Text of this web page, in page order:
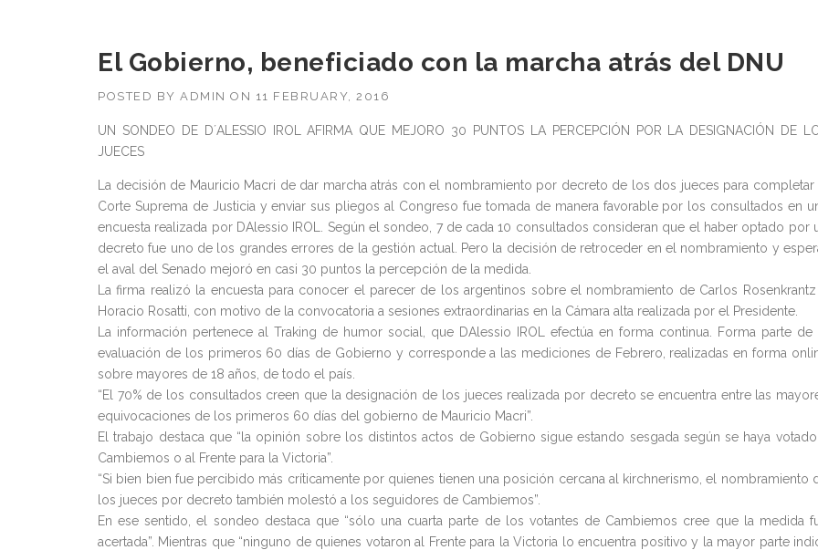
El Gobierno, beneficiado con la marcha atrás del DNU
POSTED BY ADMIN ON 11 FEBRUARY, 2016
UN SONDEO DE D´ALESSIO IROL AFIRMA QUE MEJORO 30 PUNTOS LA PERCEPCIÓN POR LA DESIGNACIÓN DE
JUECES
La decisión de Mauricio Macri de dar marcha atrás con el nombramiento por decreto de los dos jueces para completar
Corte Suprema de Justicia y enviar sus pliegos al Congreso fue tomada de manera favorable por los consultados en
encuesta realizada por DAlessio IROL. Según el sondeo, 7 de cada 10 consultados consideran que el haber optado por
decreto fue uno de los grandes errores de la gestión actual. Pero la decisión de retroceder en el nombramiento y
el aval del Senado mejoró en casi 30 puntos la percepción de la medida.
La firma realizó la encuesta para conocer el parecer de los argentinos sobre el nombramiento de Carlos
Horacio Rosatti, con motivo de la convocatoria a sesiones extraordinarias en la Cámara alta realizada por el Presidente.
La información pertenece al Traking de humor social, que DAlessio IROL efectúa en forma continua. Forma parte de
evaluación de los primeros 60 días de Gobierno y corresponde a las mediciones de Febrero, realizadas en forma
sobre mayores de 18 años, de todo el país.
“El 70% de los consultados creen que la designación de los jueces realizada por decreto se encuentra entre las
equivocaciones de los primeros 60 días del gobierno de Mauricio Macri”.
El trabajo destaca que “la opinión sobre los distintos actos de Gobierno sigue estando sesgada según se haya
Cambiemos o al Frente para la Victoria”.
“Si bien bien fue percibido más críticamente por quienes tienen una posición cercana al kirchnerismo, el nombramiento
los jueces por decreto también molestó a los seguidores de Cambiemos”.
En ese sentido, el sondeo destaca que “sólo una cuarta parte de los votantes de Cambiemos cree que la medida
acertada”. Mientras que “ninguno de quienes votaron al Frente para la Victoria lo encuentra positivo y la mayor parte